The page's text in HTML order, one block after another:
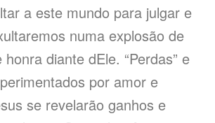
a este mundo para julgar e
numa explosão de
diante dEle. “Perdas” e
por amor e
se revelarão ganhos e